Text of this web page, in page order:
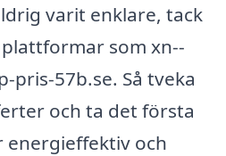
varit enklare, tack
som xn--
57b.se. Så tveka
och ta det första
energieffektiv och